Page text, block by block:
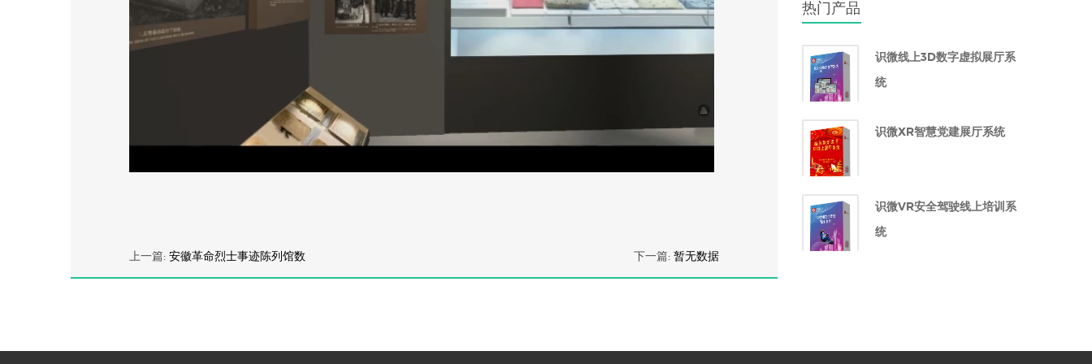
上一篇: 安徽革命烈士事迹陈列馆数 下一篇: 暂无数据
热门产品
识微线上3D数字虚拟展厅系
统
识微XR智慧党建展厅系统
识微VR安全驾驶线上培训系
统